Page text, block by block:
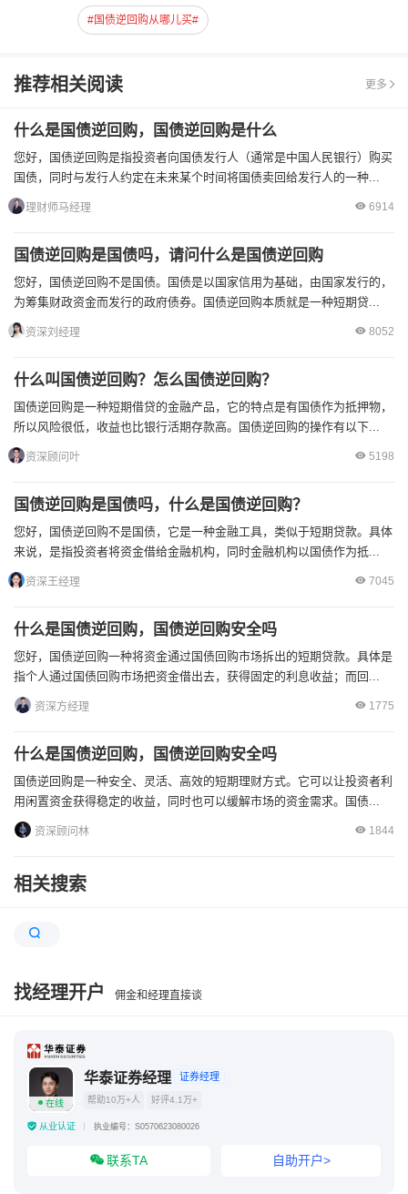
#国债逆回购从哪儿买#
推荐相关阅读 更多
什么是国债逆回购，国债逆回购是什么
您好，国债逆回购是指投资者向国债发行人（通常是中国人民银行）购买
国债，同时与发行人约定在未来某个时间将国债卖回给发行人的一种...
理财师马经理 6914
国债逆回购是国债吗，请问什么是国债逆回购
您好，国债逆回购不是国债。国债是以国家信用为基础，由国家发行的，
为筹集财政资金而发行的政府债券。国债逆回购本质就是一种短期贷...
资深刘经理 8052
什么叫国债逆回购？怎么国债逆回购？
国债逆回购是一种短期借贷的金融产品，它的特点是有国债作为抵押物，
所以风险很低，收益也比银行活期存款高。国债逆回购的操作有以下...
资深顾问叶 5198
国债逆回购是国债吗，什么是国债逆回购？
您好，国债逆回购不是国债，它是一种金融工具，类似于短期贷款。具体
来说，是指投资者将资金借给金融机构，同时金融机构以国债作为抵...
资深王经理 7045
什么是国债逆回购，国债逆回购安全吗
您好，国债逆回购一种将资金通过国债回购市场拆出的短期贷款。具体是
指个人通过国债回购市场把资金借出去，获得固定的利息收益；而回...
资深方经理 1775
什么是国债逆回购，国债逆回购安全吗
国债逆回购是一种安全、灵活、高效的短期理财方式。它可以让投资者利
用闲置资金获得稳定的收益，同时也可以缓解市场的资金需求。国债...
资深顾问林 1844
相关搜索
找经理开户 佣金和经理直接谈
在线
华泰证券经理 证券经理
帮助10万+人 好评4.1万+
从业认证 执业编号：S0570623080026
联系TA 自助开户>